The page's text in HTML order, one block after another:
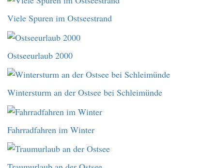
Viele Spuren im Ostseestrand
Ostseeurlaub 2000
Wintersturm an der Ostsee bei Schleimünde
Fahrradfahren im Winter